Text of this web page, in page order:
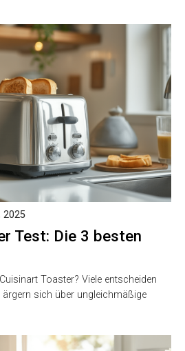
Test: Die 3 besten
2025
Toaster? Viele entscheiden
sich über ungleichmäßige